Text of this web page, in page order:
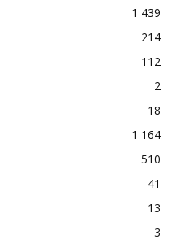
1 439
214
112
2
18
1 164
510
41
13
3